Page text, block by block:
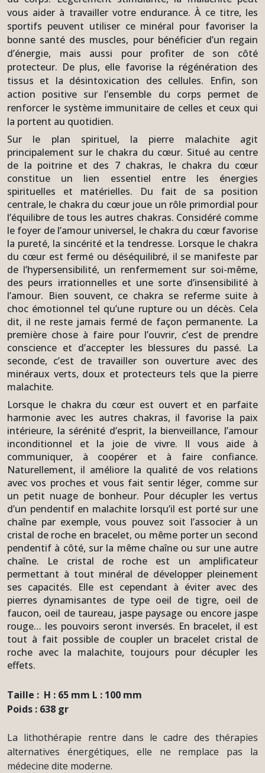
vous aider à travailler votre endurance. À ce titre, les
sportifs peuvent utiliser ce minéral pour favoriser la
bonne santé des muscles, pour bénéficier d’un regain
d’énergie, mais aussi pour profiter de son côté
protecteur. De plus, elle favorise la régénération des
tissus et la désintoxication des cellules. Enfin, son
action positive sur l’ensemble du corps permet de
renforcer le système immunitaire de celles et ceux qui
la portent au quotidien.
Sur le plan spirituel, la pierre malachite agit
principalement sur le chakra du cœur. Situé au centre
de la poitrine et des 7 chakras, le chakra du cœur
constitue un lien essentiel entre les énergies
spirituelles et matérielles. Du fait de sa position
centrale, le chakra du cœur joue un rôle primordial pour
l’équilibre de tous les autres chakras. Considéré comme
le foyer de l’amour universel, le chakra du cœur favorise
la pureté, la sincérité et la tendresse. Lorsque le chakra
du cœur est fermé ou déséquilibré, il se manifeste par
de l’hypersensibilité, un renfermement sur soi-même,
des peurs irrationnelles et une sorte d’insensibilité à
l’amour. Bien souvent, ce chakra se referme suite à
choc émotionnel tel qu’une rupture ou un décès. Cela
dit, il ne reste jamais fermé de façon permanente. La
première chose à faire pour l’ouvrir, c’est de prendre
conscience et d’accepter les blessures du passé. La
seconde, c’est de travailler son ouverture avec des
minéraux verts, doux et protecteurs tels que la pierre
malachite.
Lorsque le chakra du cœur est ouvert et en parfaite
harmonie avec les autres chakras, il favorise la paix
intérieure, la sérénité d’esprit, la bienveillance, l’amour
inconditionnel et la joie de vivre. Il vous aide à
communiquer, à coopérer et à faire confiance.
Naturellement, il améliore la qualité de vos relations
avec vos proches et vous fait sentir léger, comme sur
un petit nuage de bonheur. Pour décupler les vertus
d’un pendentif en malachite lorsqu’il est porté sur une
chaîne par exemple, vous pouvez soit l’associer à un
cristal de roche en bracelet, ou même porter un second
pendentif à côté, sur la même chaîne ou sur une autre
chaîne. Le cristal de roche est un amplificateur
permettant à tout minéral de développer pleinement
ses capacités. Elle est cependant à éviter avec des
pierres dynamisantes de type oeil de tigre, oeil de
faucon, oeil de taureau, jaspe paysage ou encore jaspe
rouge… les pouvoirs seront inversés. En bracelet, il est
tout à fait possible de coupler un bracelet cristal de
roche avec la malachite, toujours pour décupler les
effets.
Taille : H : 65 mm L : 100 mm
Poids : 638 gr
La lithothérapie rentre dans le cadre des thérapies
alternatives énergétiques, elle ne remplace pas la
médecine dite moderne.